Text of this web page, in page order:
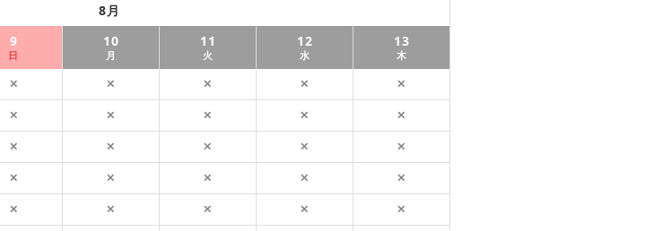
8月
9
日
10
月
11
火
12
水
13
木
✕ ✕ ✕ ✕ ✕
✕ ✕ ✕ ✕ ✕
✕ ✕ ✕ ✕ ✕
✕ ✕ ✕ ✕ ✕
✕ ✕ ✕ ✕ ✕